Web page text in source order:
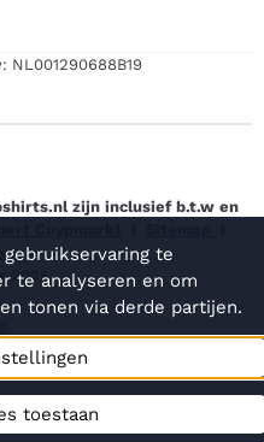
NL001290688B19
zijn inclusief b.t.w en
2025
te
te analyseren en om
tonen via derde partijen.
toestaan